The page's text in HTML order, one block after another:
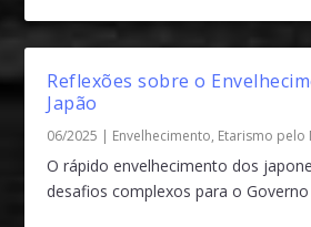
Reflexões sobre o
Japão
06/2025 | Envelhecimento, Etarismo pelo
O rápido envelhecimento dos
desafios complexos para o